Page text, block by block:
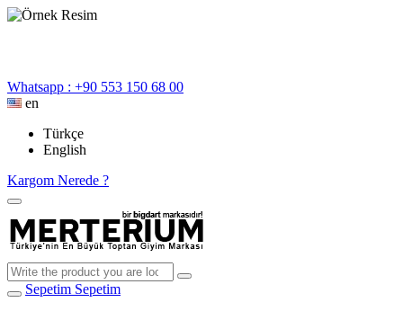
Whatsapp : +90 553 150 68 00
en
Türkçe
English
Kargom Nerede ?
Sepetim Sepetim